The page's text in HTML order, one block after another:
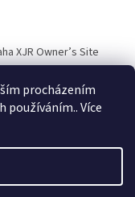
procházením
používáním.. Více
XJR Owner’s Site